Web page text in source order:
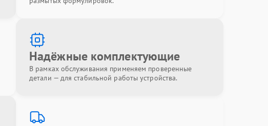
Надёжные комплектующие
В рамках обслуживания применяем проверенные
детали — для стабильной работы устройства.